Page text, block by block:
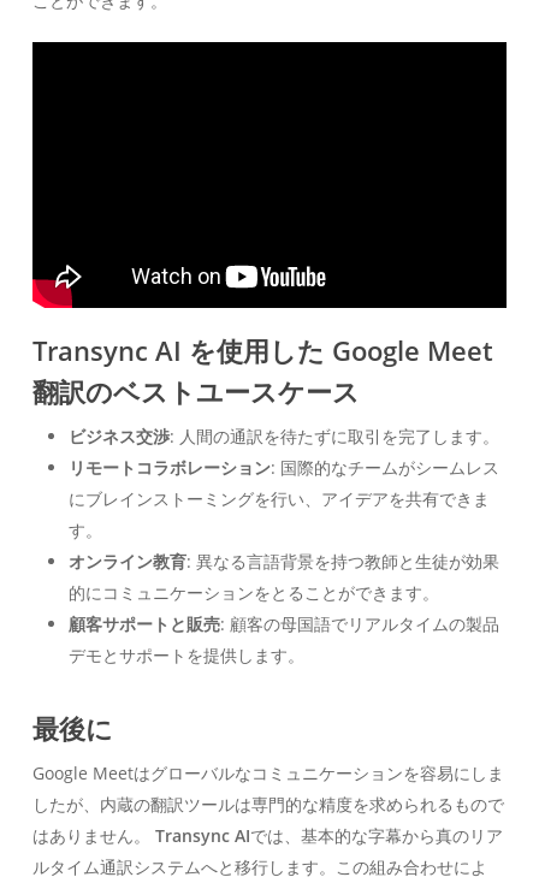
Transync AI を使用した Google Meet
翻訳のベストユースケース
ビジネス交渉: 人間の通訳を待たずに取引を完了します。
リモートコラボレーション: 国際的なチームがシームレス
にブレインストーミングを行い、アイデアを共有できま
す。
オンライン教育: 異なる言語背景を持つ教師と生徒が効果
的にコミュニケーションをとることができます。
顧客サポートと販売: 顧客の母国語でリアルタイムの製品
デモとサポートを提供します。
最後に
Google Meetはグローバルなコミュニケーションを容易にしま
したが、内蔵の翻訳ツールは専門的な精度を求められるもので
はありません。 Transync AIでは、基本的な字幕から真のリア
ルタイム通訳システムへと移行します。この組み合わせによ